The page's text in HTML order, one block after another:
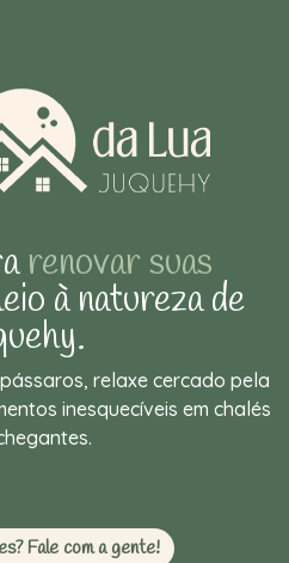
renovar suas
à natureza de
relaxe cercado pela
inesquecíveis em chalés
Fale com a gente!